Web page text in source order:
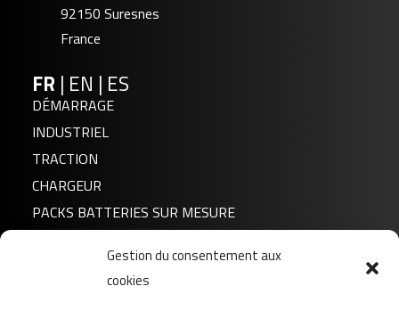
Gestion du consentement aux
cookies
92150 Suresnes
France
FR | EN | ES
DÉMARRAGE
INDUSTRIEL
TRACTION
CHARGEUR
PACKS BATTERIES SUR MESURE
A propos de nous